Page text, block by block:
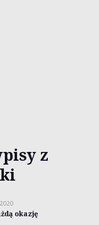
z
okazję